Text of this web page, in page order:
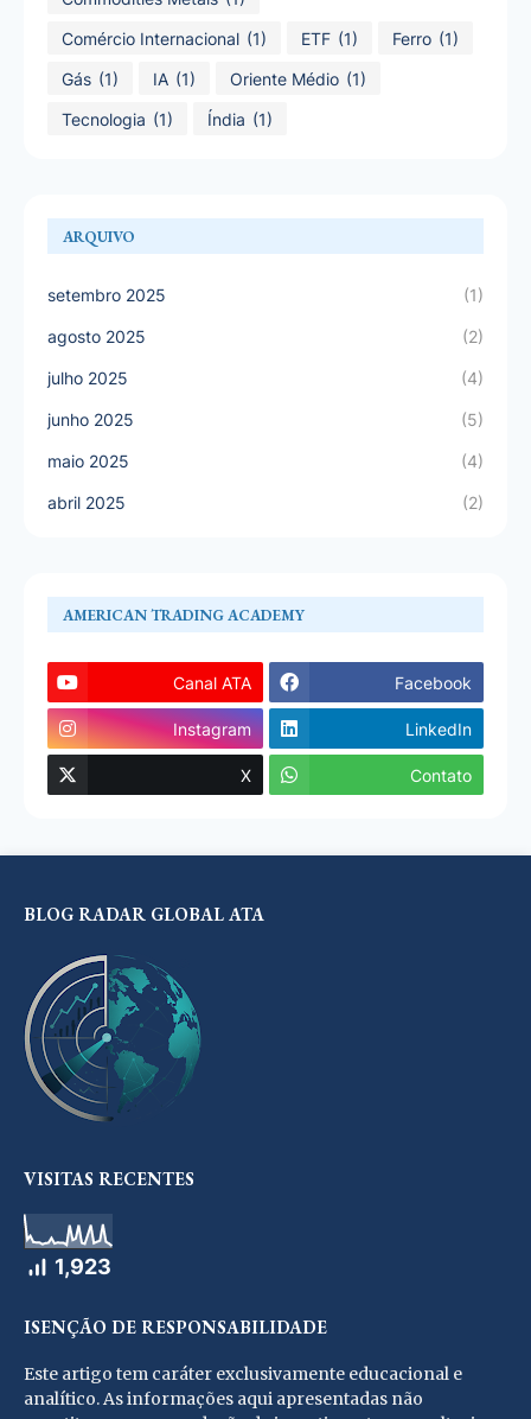
Comércio Internacional (1) ETF (1) Ferro (1)
Gás (1) IA (1) Oriente Médio (1)
Tecnologia (1) Índia (1)
ARQUIVO
setembro 2025 (1)
agosto 2025 (2)
julho 2025 (4)
junho 2025 (5)
maio 2025 (4)
abril 2025 (2)
AMERICAN TRADING ACADEMY
Canal ATA Facebook
Instagram LinkedIn
X Contato
BLOG RADAR GLOBAL ATA
VISITAS RECENTES
1,923
ISENÇÃO DE RESPONSABILIDADE
Este artigo tem caráter exclusivamente educacional e
analítico. As informações aqui apresentadas não